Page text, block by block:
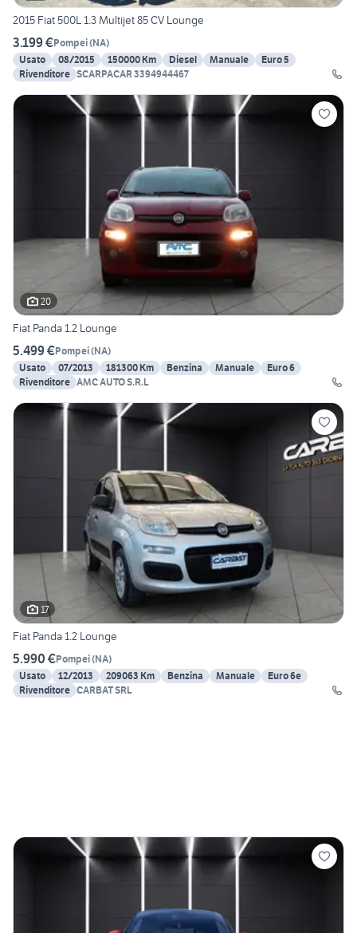
2015 Fiat 500L 1.3 Multijet 85 CV Lounge
3.199 €Pompei(NA)
Usato
08/2015 150000 Km Diesel Manuale
Euro 5
Rivenditore SCARPACAR 3394944467
20
Fiat Panda 1.2 Lounge
5.499 €Pompei(NA)
Usato
07/2013 181300 Km Benzina Manuale
Euro 6
Rivenditore AMC AUTO S.R.L
17
Fiat Panda 1.2 Lounge
5.990 €Pompei(NA)
Usato
12/2013 209063 Km Benzina Manuale
Euro 6e
Rivenditore CARBAT SRL